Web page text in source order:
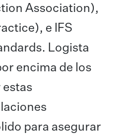
Association),
e IFS
Logista
encima de los
estas
para asegurar